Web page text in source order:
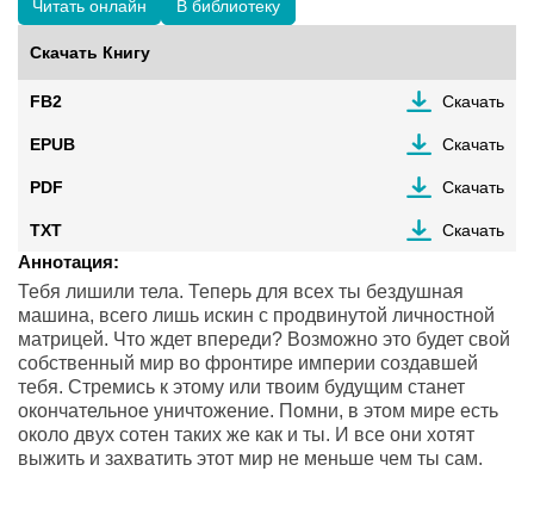
Читать онлайн В библиотеку
Скачать Книгу
FB2 Скачать
EPUB Скачать
PDF Скачать
TXT Скачать
Аннотация:
Тебя лишили тела. Теперь для всех ты бездушная
машина, всего лишь искин с продвинутой личностной
матрицей. Что ждет впереди? Возможно это будет свой
собственный мир во фронтире империи создавшей
тебя. Стремись к этому или твоим будущим станет
окончательное уничтожение. Помни, в этом мире есть
около двух сотен таких же как и ты. И все они хотят
выжить и захватить этот мир не меньше чем ты сам.